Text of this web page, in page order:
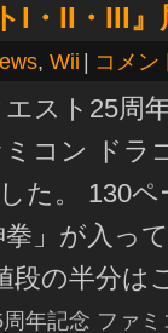
I・II・III
, Wii | コメン
エスト25周
コン ドラ
た。 130
」が入っ
段の半分は
周年記念 ファ